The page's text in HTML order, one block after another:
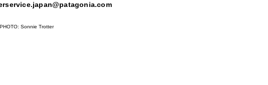
PHOTO: Sonnie Trotter